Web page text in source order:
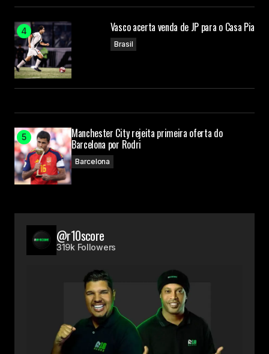
Vasco acerta venda de JP para o Casa Pia
Brasil
Manchester City rejeita primeira oferta do
Barcelona por Rodri
Barcelona
@r10score
319k Followers